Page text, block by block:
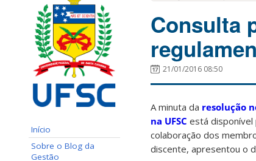
Início
Sobre o Blog da
Gestão
Consulta
21/01/2016 08:50
A minuta da resolução
na UFSC está disponível
colaboração dos
discente, apresentou o